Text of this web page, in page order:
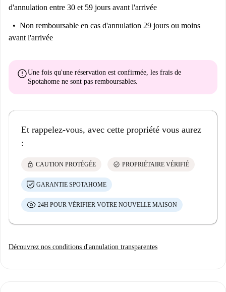
d'annulation entre 30 et 59 jours avant l'arrivée
Non remboursable en cas d'annulation 29 jours ou moins
avant l'arrivée
errorUne fois qu'une réservation est confirmée, les frais de
Spotahome ne sont pas remboursables.
Et rappelez-vous, avec cette propriété vous aurez
:
lock CAUTION PROTÉGÉE check_circle PROPRIÉTAIRE VÉRIFIÉ
GARANTIE SPOTAHOME
24H POUR VÉRIFIER VOTRE NOUVELLE MAISON
Découvrez nos conditions d'annulation transparentes